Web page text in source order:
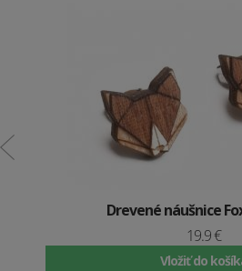
Drevené náušnice
19.9 €
Vložiť do